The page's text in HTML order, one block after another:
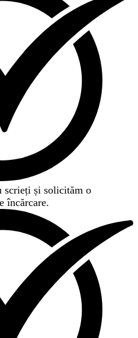
scrieți și solicităm o
încărcare.